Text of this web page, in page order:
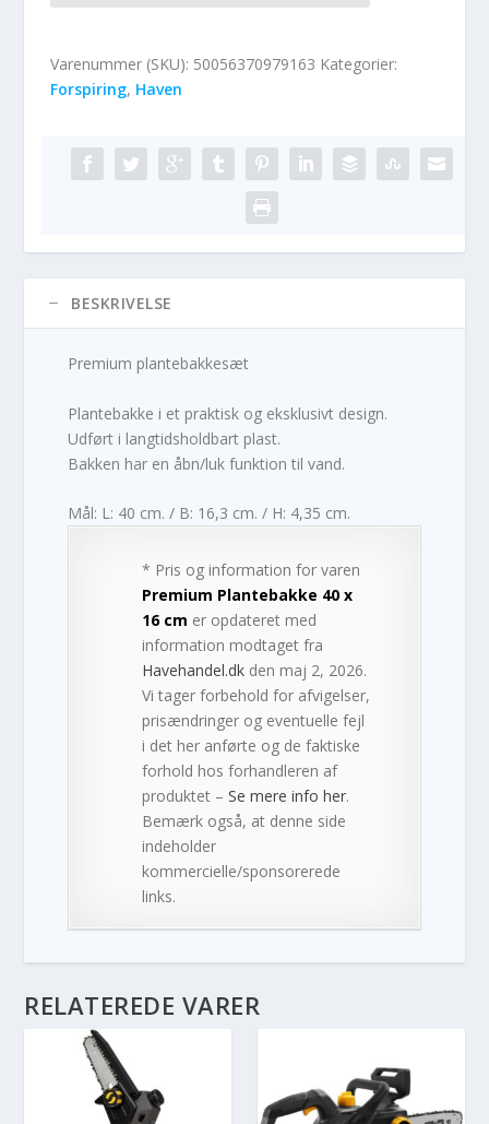
Varenummer (SKU): 50056370979163 Kategorier:
Forspiring, Haven
BESKRIVELSE
Premium plantebakkesæt
Plantebakke i et praktisk og eksklusivt design.
Udført i langtidsholdbart plast.
Bakken har en åbn/luk funktion til vand.
Mål: L: 40 cm. / B: 16,3 cm. / H: 4,35 cm.
* Pris og information for varen
Premium Plantebakke 40 x
16 cm er opdateret med
information modtaget fra
Havehandel.dk den maj 2, 2026.
Vi tager forbehold for afvigelser,
prisændringer og eventuelle fejl
i det her anførte og de faktiske
forhold hos forhandleren af
produktet –Se mere info her.
Bemærk også, at denne side
indeholder
kommercielle/sponsorerede
links.
RELATEREDE VARER